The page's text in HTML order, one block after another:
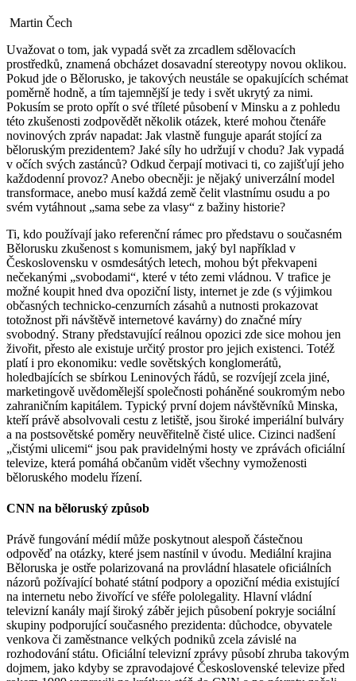
Martin Čech
Uvažovat o tom, jak vypadá svět za zrcadlem sdělovacích
prostředků, znamená obcházet dosavadní stereotypy novou oklikou.
Pokud jde o Bělorusko, je takových neustále se opakujících schémat
poměrně hodně, a tím tajemnější je tedy i svět ukrytý za nimi.
Pokusím se proto opřít o své tříleté působení v Minsku a z pohledu
této zkušenosti zodpovědět několik otázek, které mohou čtenáře
novinových zpráv napadat: Jak vlastně funguje aparát stojící za
běloruským prezidentem? Jaké síly ho udržují v chodu? Jak vypadá
v očích svých zastánců? Odkud čerpají motivaci ti, co zajišťují jeho
každodenní provoz? Anebo obecněji: je nějaký univerzální model
transformace, anebo musí každá země čelit vlastnímu osudu a po
svém vytáhnout „sama sebe za vlasy“ z bažiny historie?
Ti, kdo používají jako referenční rámec pro představu o současném
Bělorusku zkušenost s komunismem, jaký byl například v
Československu v osmdesátých letech, mohou být překvapeni
nečekanými „svobodami“, které v této zemi vládnou. V trafice je
možné koupit hned dva opoziční listy, internet je zde (s výjimkou
občasných technicko-cenzurních zásahů a nutnosti prokazovat
totožnost při návštěvě internetové kavárny) do značné míry
svobodný. Strany představující reálnou opozici zde sice mohou jen
živořit, přesto ale existuje určitý prostor pro jejich existenci. Totéž
platí i pro ekonomiku: vedle sovětských konglomerátů,
holedbajících se sbírkou Leninových řádů, se rozvíjejí zcela jiné,
marketingově uvědomělejší společnosti poháněné soukromým nebo
zahraničním kapitálem. Typický první dojem návštěvníků Minska,
kteří právě absolvovali cestu z letiště, jsou široké imperiální bulváry
a na postsovětské poměry neuvěřitelně čisté ulice. Cizinci nadšení
„čistými ulicemi“ jsou pak pravidelnými hosty ve zprávách oficiální
televize, která pomáhá občanům vidět všechny vymoženosti
běloruského modelu řízení.
CNN na běloruský způsob
Právě fungování médií může poskytnout alespoň částečnou
odpověď na otázky, které jsem nastínil v úvodu. Mediální krajina
Běloruska je ostře polarizovaná na provládní hlasatele oficiálních
názorů požívající bohaté státní podpory a opoziční média existující
na internetu nebo živořící ve sféře pololegality. Hlavní vládní
televizní kanály mají široký záběr jejich působení pokryje sociální
skupiny podporující současného prezidenta: důchodce, obyvatele
venkova či zaměstnance velkých podniků zcela závislé na
rozhodování státu. Oficiální televizní zprávy působí zhruba takovým
dojmem, jako kdyby se zpravodajové Československé televize před